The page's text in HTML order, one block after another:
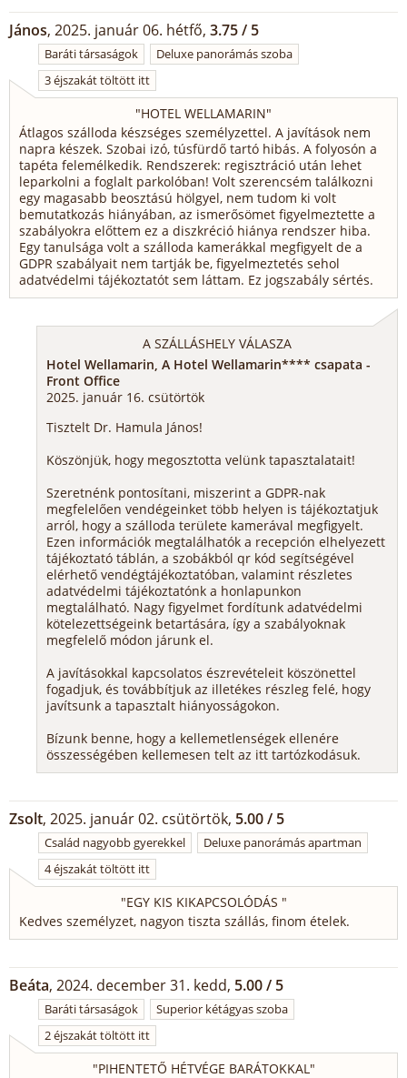
János, 2025. január 06. hétfő, 3.75 / 5
Baráti társaságok
Deluxe panorámás szoba
3 éjszakát töltött itt
"HOTEL WELLAMARIN"
Átlagos szálloda készséges személyzettel. A javítások nem
napra készek. Szobai izó, túsfürdő tartó hibás. A folyosón a
tapéta felemélkedik. Rendszerek: regisztráció után lehet
leparkolni a foglalt parkolóban! Volt szerencsém találkozni
egy magasabb beosztású hölgyel, nem tudom ki volt
bemutatkozás hiányában, az ismerősömet figyelmeztette a
szabályokra előttem ez a diszkréció hiánya rendszer hiba.
Egy tanulsága volt a szálloda kamerákkal megfigyelt de a
GDPR szabályait nem tartják be, figyelmeztetés sehol
adatvédelmi tájékoztatót sem láttam. Ez jogszabály sértés.
A SZÁLLÁSHELY VÁLASZA
Hotel Wellamarin, A Hotel Wellamarin**** csapata -
Front Office
2025. január 16. csütörtök
Tisztelt Dr. Hamula János!
Köszönjük, hogy megosztotta velünk tapasztalatait!
Szeretnénk pontosítani, miszerint a GDPR-nak
megfelelően vendégeinket több helyen is tájékoztatjuk
arról, hogy a szálloda területe kamerával megfigyelt.
Ezen információk megtalálhatók a recepción elhelyezett
tájékoztató táblán, a szobákból qr kód segítségével
elérhető vendégtájékoztatóban, valamint részletes
adatvédelmi tájékoztatónk a honlapunkon
megtalálható. Nagy figyelmet fordítunk adatvédelmi
kötelezettségeink betartására, így a szabályoknak
megfelelő módon járunk el.
A javításokkal kapcsolatos észrevételeit köszönettel
fogadjuk, és továbbítjuk az illetékes részleg felé, hogy
javítsunk a tapasztalt hiányosságokon.
Bízunk benne, hogy a kellemetlenségek ellenére
összességében kellemesen telt az itt tartózkodásuk.
Zsolt, 2025. január 02. csütörtök, 5.00 / 5
Család nagyobb gyerekkel
Deluxe panorámás apartman
4 éjszakát töltött itt
"EGY KIS KIKAPCSOLÓDÁS "
Kedves személyzet, nagyon tiszta szállás, finom ételek.
Beáta, 2024. december 31. kedd, 5.00 / 5
Baráti társaságok
Superior kétágyas szoba
2 éjszakát töltött itt
"PIHENTETŐ HÉTVÉGE BARÁTOKKAL"